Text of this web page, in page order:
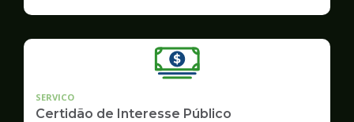
SERVICO
Certidão de Interesse Público